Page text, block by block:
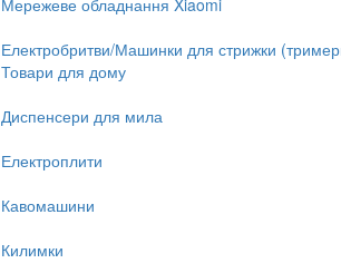
Мережеве обладнання Xiaomi
Електробритви/Машинки для стрижки
Товари для дому
Диспенсери для мила
Електроплити
Кавомашини
Килимки